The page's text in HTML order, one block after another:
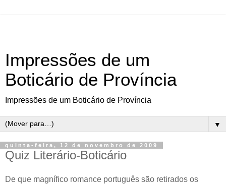
Impressões de um
Boticário de Província
Impressões de um Boticário de Província
▼
quinta-feira, 12 de novembro de 2009
Quiz Literário-Boticário
De que magnífico romance português são retirados os